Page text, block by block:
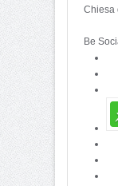
Chiesa
Be